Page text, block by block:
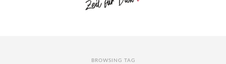
BROWSING TAG